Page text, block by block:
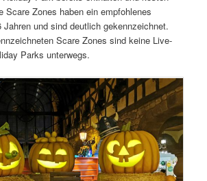
Scare Zones haben ein empfohlenes
Jahren und sind deutlich gekennzeichnet.
Scare Zones sind keine Live-
Parks unterwegs.